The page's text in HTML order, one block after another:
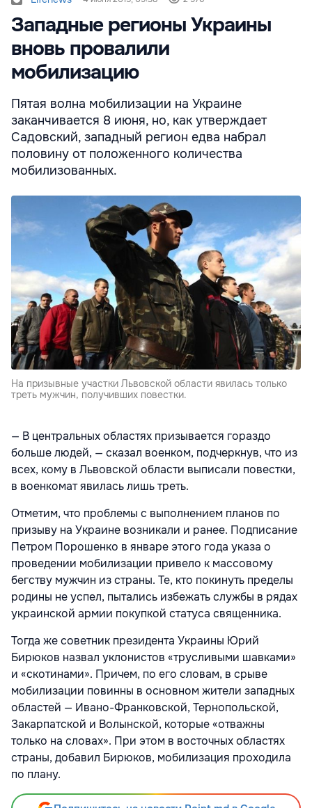
Западные регионы Украины
вновь провалили
мобилизацию
Пятая волна мобилизации на Украине
заканчивается 8 июня, но, как утверждает
Садовский, западный регион едва набрал
половину от положенного количества
мобилизованных.
На призывные участки Львовской области явилась только
треть мужчин, получивших повестки.
— В центральных областях призывается гораздо
больше людей, — сказал военком, подчеркнув, что из
всех, кому в Львовской области выписали повестки,
в военкомат явилась лишь треть.
Отметим, что проблемы с выполнением планов по
призыву на Украине возникали и ранее. Подписание
Петром Порошенко в январе этого года указа о
проведении мобилизации привело к массовому
бегству мужчин из страны. Те, кто покинуть пределы
родины не успел, пытались избежать службы в рядах
украинской армии покупкой статуса священника.
Тогда же советник президента Украины Юрий
Бирюков назвал уклонистов «трусливыми шавками»
и «скотинами». Причем, по его словам, в срыве
мобилизации повинны в основном жители западных
областей — Ивано-Франковской, Тернопольской,
Закарпатской и Волынской, которые «отважны
только на словах». При этом в восточных областях
страны, добавил Бирюков, мобилизация проходила
по плану.